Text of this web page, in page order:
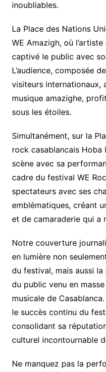
inoubliables.
La Place des Nations
WE Amazigh, où
captivé le public avec
L’audience, composée
visiteurs internationaux,
musique amazighe,
sous les étoiles.
Simultanément, sur la
rock casablancais Hoba
scène avec sa
cadre du festival WE
spectateurs avec ses
emblématiques, créant
et de camaraderie qui a
Notre couverture
en lumière non
du festival, mais aussi la
du public venu en
musicale de
le succès continu du
consolidant sa
culturel incontournable
Ne manquez pas la